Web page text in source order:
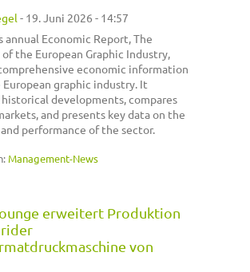
- 19. Juni 2026 - 14:57
annual Economic Report, The
the European Graphic Industry,
economic information
graphic industry. It
developments, compares
and presents key data on the
performance of the sector.
Management-News
erweitert Produktion
von